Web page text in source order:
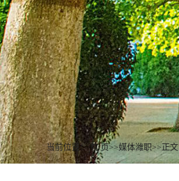
当前位置：首 页>>媒体潍职>>正文